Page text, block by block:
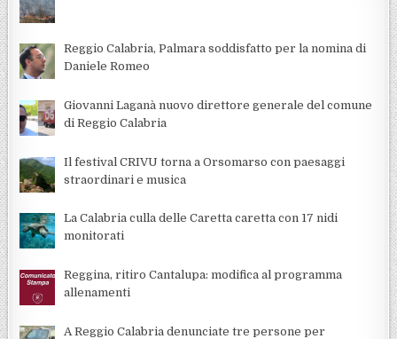
Reggio Calabria, Palmara soddisfatto per la nomina di
Daniele Romeo
Giovanni Laganà nuovo direttore generale del comune
di Reggio Calabria
Il festival CRIVU torna a Orsomarso con paesaggi
straordinari e musica
La Calabria culla delle Caretta caretta con 17 nidi
monitorati
Reggina, ritiro Cantalupa: modifica al programma
allenamenti
A Reggio Calabria denunciate tre persone per